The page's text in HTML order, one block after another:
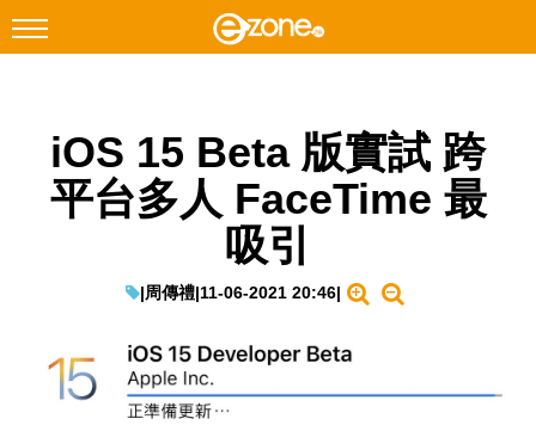
Facebook Instagram
科技焦點
EduTech
iOS 15 Beta 版實試 跨
平台多人 FaceTime 最
吸引
|周傳禮|11-06-2021 20:46|